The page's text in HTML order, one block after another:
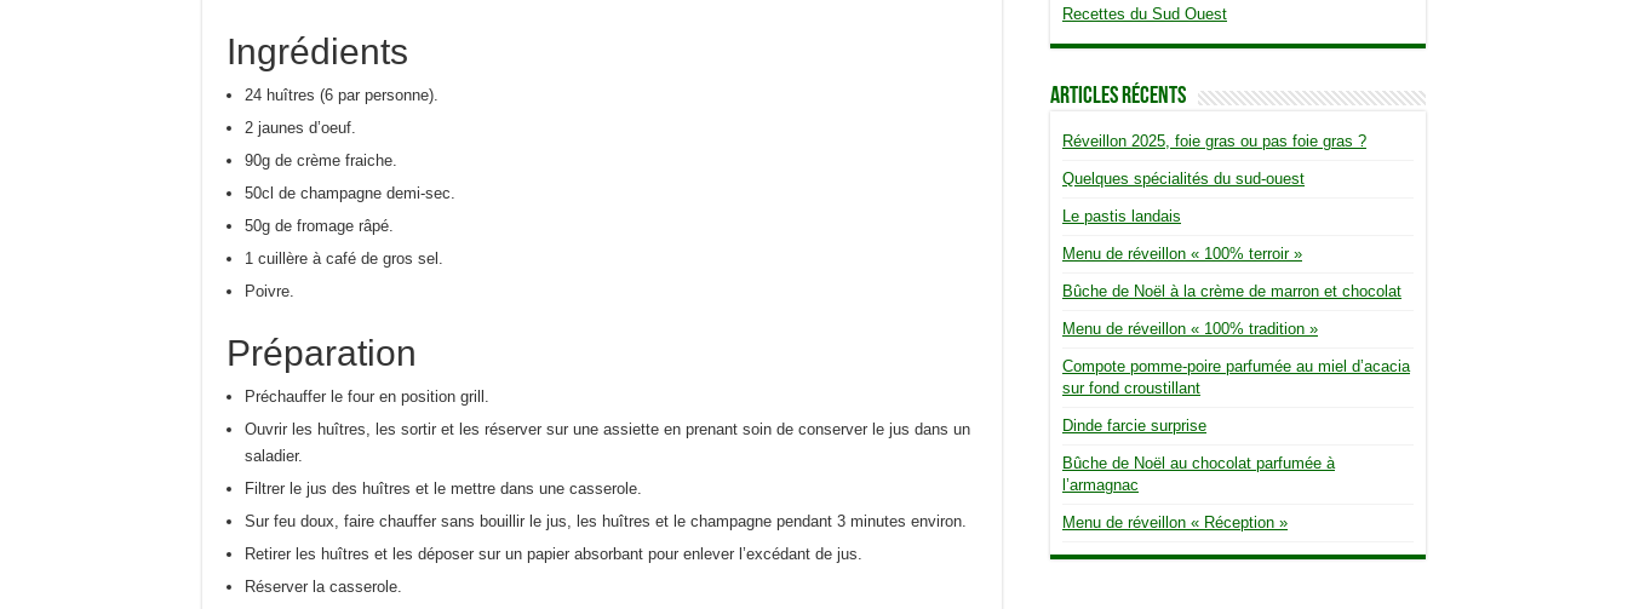
Ingrédients
24 huîtres (6 par personne).
2 jaunes d’oeuf.
90g de crème fraiche.
50cl de champagne demi-sec.
50g de fromage râpé.
1 cuillère à café de gros sel.
Poivre.
Préparation
Préchauffer le four en position grill.
Ouvrir les huîtres, les sortir et les réserver sur une assiette en prenant soin de conserver le jus dans un
saladier.
Filtrer le jus des huîtres et le mettre dans une casserole.
Sur feu doux, faire chauffer sans bouillir le jus, les huîtres et le champagne pendant 3 minutes environ.
Retirer les huîtres et les déposer sur un papier absorbant pour enlever l’excédant de jus.
Réserver la casserole.
Recettes du Sud Ouest
Articles Récents
Réveillon 2025, foie gras ou pas foie gras ?
Quelques spécialités du sud-ouest
Le pastis landais
Menu de réveillon « 100% terroir »
Bûche de Noël à la crème de marron et chocolat
Menu de réveillon « 100% tradition »
Compote pomme-poire parfumée au miel d’acacia
sur fond croustillant
Dinde farcie surprise
Bûche de Noël au chocolat parfumée à
l’armagnac
Menu de réveillon « Réception »